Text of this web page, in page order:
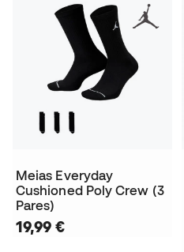
Meias Everyday
Cushioned Poly Crew (3
Pares)
19,99 €